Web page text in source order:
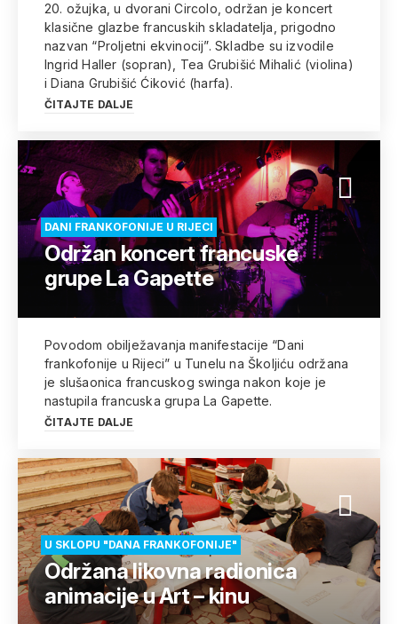
20. ožujka, u dvorani Circolo, održan je koncert
klasične glazbe francuskih skladatelja, prigodno
nazvan “Proljetni ekvinocij”. Skladbe su izvodile
Ingrid Haller (sopran), Tea Grubišić Mihalić (violina)
i Diana Grubišić Ćiković (harfa).
ČITAJTE DALJE
DANI FRANKOFONIJE U RIJECI
Održan koncert francuske
grupe La Gapette
Povodom obilježavanja manifestacije “Dani
frankofonije u Rijeci” u Tunelu na Školjiću održana
je slušaonica francuskog swinga nakon koje je
nastupila francuska grupa La Gapette.
ČITAJTE DALJE
U SKLOPU "DANA FRANKOFONIJE"
Održana likovna radionica
animacije u Art – kinu